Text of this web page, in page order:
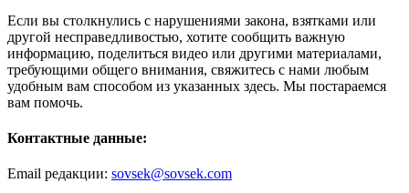
Если вы столкнулись с нарушениями закона, взятками или
другой несправедливостью, хотите сообщить важную
информацию, поделиться видео или другими материалами,
требующими общего внимания, свяжитесь с нами любым
удобным вам способом из указанных здесь. Мы постараемся
вам помочь.
Контактные данные:
Email редакции: sovsek@sovsek.com